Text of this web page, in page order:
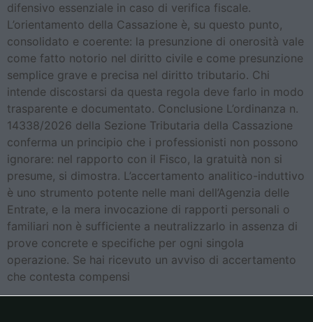
difensivo essenziale in caso di verifica fiscale.
L’orientamento della Cassazione è, su questo punto,
consolidato e coerente: la presunzione di onerosità vale
come fatto notorio nel diritto civile e come presunzione
semplice grave e precisa nel diritto tributario. Chi
intende discostarsi da questa regola deve farlo in modo
trasparente e documentato. Conclusione L’ordinanza n.
14338/2026 della Sezione Tributaria della Cassazione
conferma un principio che i professionisti non possono
ignorare: nel rapporto con il Fisco, la gratuità non si
presume, si dimostra. L’accertamento analitico-induttivo
è uno strumento potente nelle mani dell’Agenzia delle
Entrate, e la mera invocazione di rapporti personali o
familiari non è sufficiente a neutralizzarlo in assenza di
prove concrete e specifiche per ogni singola
operazione. Se hai ricevuto un avviso di accertamento
che contesta compensi